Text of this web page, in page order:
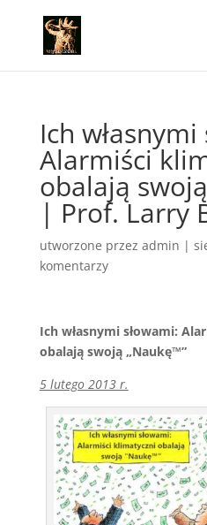
Ich własnymi
Alarmiści
obalają
| Prof. Larry
utworzone przez admin |
komentarzy
Ich własnymi słowami:
obalają swoją „Naukę™”
5 lutego 2013 r.